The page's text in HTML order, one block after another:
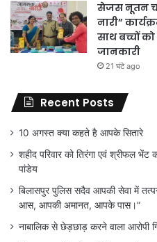
सेजस नूतन
नारी”
साथ बच्चों को
जानकारी
21 घंटे ago
Recent Posts
10 अगस्त क्या कहते है आपके सितारे
शहीद परिवार को तिरंगा एवं श्रीफल भेंट
पांडेय
बिलासपुर पुलिस सदैव आपकी सेवा में
आस, आपकी अमानत, आपके पास।”
नाबालिक से छेड़छाड़ करने वाला आरोपी